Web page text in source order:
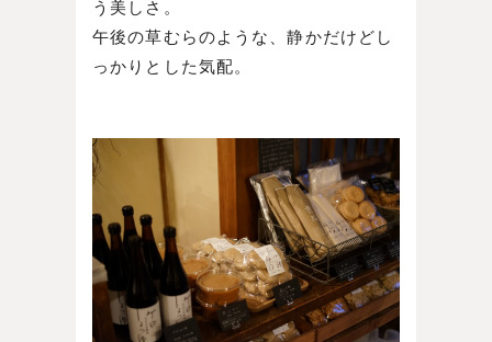
う美しさ。
午後の草むらのような、静かだけどし
っかりとした気配。